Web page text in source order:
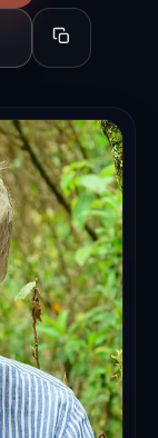
Copiar perfil